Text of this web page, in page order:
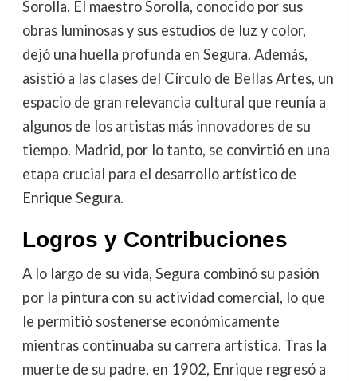
Sorolla. El maestro Sorolla, conocido por sus
obras luminosas y sus estudios de luz y color,
dejó una huella profunda en Segura. Además,
asistió a las clases del Círculo de Bellas Artes, un
espacio de gran relevancia cultural que reunía a
algunos de los artistas más innovadores de su
tiempo. Madrid, por lo tanto, se convirtió en una
etapa crucial para el desarrollo artístico de
Enrique Segura.
Logros y Contribuciones
A lo largo de su vida, Segura combinó su pasión
por la pintura con su actividad comercial, lo que
le permitió sostenerse económicamente
mientras continuaba su carrera artística. Tras la
muerte de su padre, en 1902, Enrique regresó a